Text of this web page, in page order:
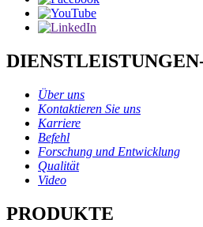
Über uns
Kontaktieren Sie uns
Karriere
Befehl
Forschung und Entwicklung
Qualität
Video
PRODUKTE